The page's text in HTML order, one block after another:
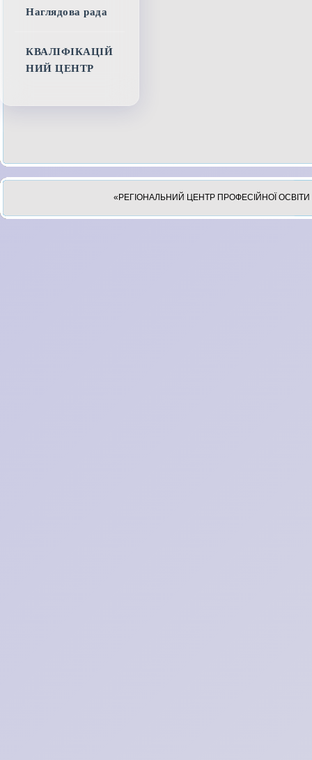
Наглядова рада
КВАЛІФІКАЦІЙ
НИЙ ЦЕНТР
«РЕГІОНАЛЬНИЙ ЦЕНТР ПРОФЕСІЙНОЇ